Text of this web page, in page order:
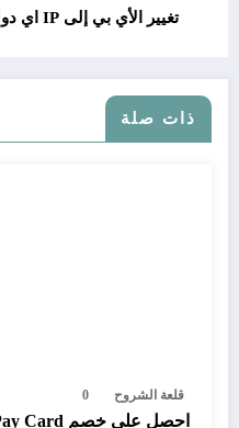
تغيير الأي بي إلى IP اي دولة تريدها عن طريق VPN
ذات صلة
قلعة الشروح 0
احصل على خصم RedotPay Card كوبونات حصرية